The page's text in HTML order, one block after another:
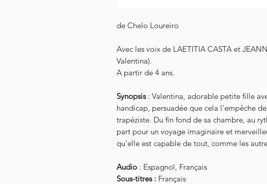
de Chelo Loureiro
Avec les voix de LAETITIA CASTA et
Valentina).
A partir de 4 ans.
Synopsis: Valentina, adorable petite fille
handicap, persuadée que cela l'empêche
trapéziste. Du fin fond de sa chambre, au
part pour un voyage imaginaire et
qu’elle est capable de tout, comme les
Audio : Espagnol, Français
Sous-titres : Français